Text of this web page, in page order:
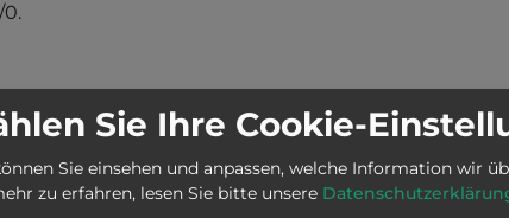
Stadt: 20750 Zumaia
Webseite: www.campingzumaia.com
Sie Ihre Cookie-
Sie einsehen und anpassen, welche Information wir
zu erfahren, lesen Sie bitte unsere